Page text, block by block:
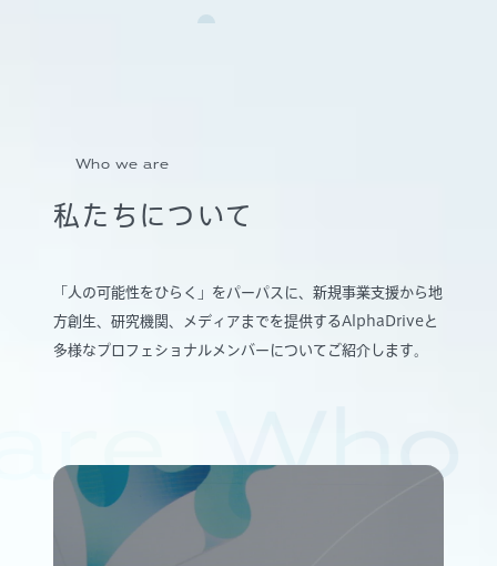
Who we are
私たちについて
「人の可能性をひらく」をパーパスに、新規事業支援から地
方創生、研究機関、メディアまでを提供するAlphaDriveと
多様なプロフェショナルメンバーについてご紹介します。